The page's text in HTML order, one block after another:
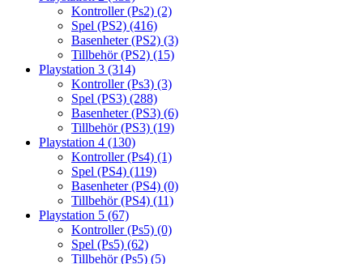
Kontroller (Ps2) (2)
Spel (PS2) (416)
Basenheter (PS2) (3)
Tillbehör (PS2) (15)
Playstation 3 (314)
Kontroller (Ps3) (3)
Spel (PS3) (288)
Basenheter (PS3) (6)
Tillbehör (PS3) (19)
Playstation 4 (130)
Kontroller (Ps4) (1)
Spel (PS4) (119)
Basenheter (PS4) (0)
Tillbehör (PS4) (11)
Playstation 5 (67)
Kontroller (Ps5) (0)
Spel (Ps5) (62)
Tillbehör (Ps5) (5)